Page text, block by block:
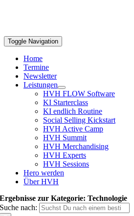
Toggle Navigation
Home
Termine
Newsletter
Leistungen
HVH FLOW Software
KI Starterclass
KI endlich Routine
Social Selling Kickstart
HVH Active Camp
HVH Summit
HVH Merchandising
HVH Experts
HVH Sessions
Hero werden
Über HVH
Ergebnisse zur Kategorie: Technologie
Suche nach: